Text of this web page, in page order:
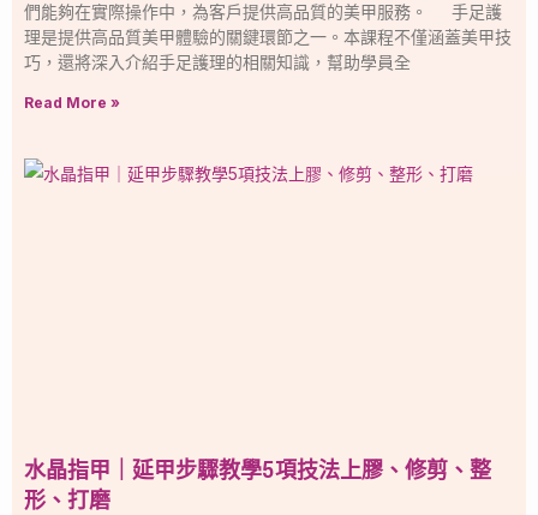
們能夠在實際操作中，為客戶提供高品質的美甲服務。 手足護
理是提供高品質美甲體驗的關鍵環節之一。本課程不僅涵蓋美甲技
巧，還將深入介紹手足護理的相關知識，幫助學員全
Read More »
水晶指甲｜延甲步驟教學5項技法上膠、修剪、整
形、打磨